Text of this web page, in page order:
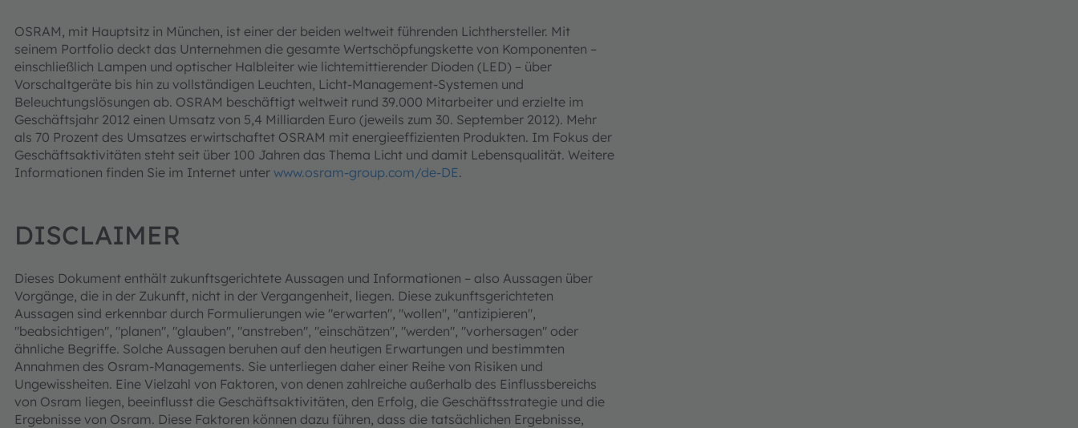
OSRAM, mit Hauptsitz in München, ist einer der beiden weltweit führenden Lichthersteller. Mit
seinem Portfolio deckt das Unternehmen die gesamte Wertschöpfungskette von Komponenten –
einschließlich Lampen und optischer Halbleiter wie lichtemittierender Dioden (LED) – über
Vorschaltgeräte bis hin zu vollständigen Leuchten, Licht-Management-Systemen und
Beleuchtungslösungen ab. OSRAM beschäftigt weltweit rund 39.000 Mitarbeiter und erzielte im
Geschäftsjahr 2012 einen Umsatz von 5,4 Milliarden Euro (jeweils zum 30. September 2012). Mehr
als 70 Prozent des Umsatzes erwirtschaftet OSRAM mit energieeffizienten Produkten. Im Fokus der
Geschäftsaktivitäten steht seit über 100 Jahren das Thema Licht und damit Lebensqualität. Weitere
Informationen finden Sie im Internet unter www.osram-group.com/de-DE.
DISCLAIMER
Dieses Dokument enthält zukunftsgerichtete Aussagen und Informationen – also Aussagen über
Vorgänge, die in der Zukunft, nicht in der Vergangenheit, liegen. Diese zukunftsgerichteten
Aussagen sind erkennbar durch Formulierungen wie "erwarten", "wollen", "antizipieren",
"beabsichtigen", "planen", "glauben", "anstreben", "einschätzen", "werden", "vorhersagen" oder
ähnliche Begriffe. Solche Aussagen beruhen auf den heutigen Erwartungen und bestimmten
Annahmen des Osram-Managements. Sie unterliegen daher einer Reihe von Risiken und
Ungewissheiten. Eine Vielzahl von Faktoren, von denen zahlreiche außerhalb des Einflussbereichs
von Osram liegen, beeinflusst die Geschäftsaktivitäten, den Erfolg, die Geschäftsstrategie und die
Ergebnisse von Osram. Diese Faktoren können dazu führen, dass die tatsächlichen Ergebnisse,